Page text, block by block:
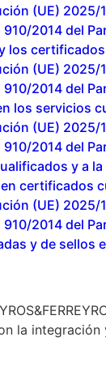
(UE)
910/2014 del
los
(UE)
910/2014 del
los servicios
(UE)
910/2014 del
y a
certificados
(UE)
910/2014 del
y de sellos
la